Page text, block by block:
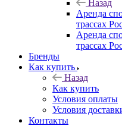
Назад
Аренда
трассах
Аренда
трассах
Бренды
Как купить
Назад
Как купить
Условия оплаты
Условия
Контакты